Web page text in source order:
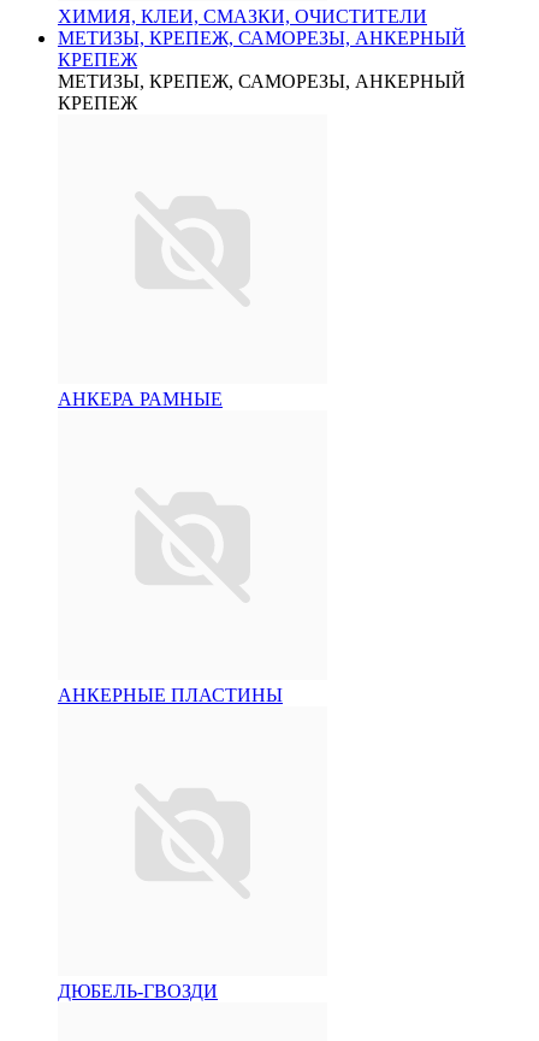
ХИМИЯ, КЛЕИ, СМАЗКИ, ОЧИСТИТЕЛИ
МЕТИЗЫ, КРЕПЕЖ, САМОРЕЗЫ, АНКЕРНЫЙ
КРЕПЕЖ
МЕТИЗЫ, КРЕПЕЖ, САМОРЕЗЫ, АНКЕРНЫЙ
КРЕПЕЖ
АНКЕРА РАМНЫЕ
АНКЕРНЫЕ ПЛАСТИНЫ
ДЮБЕЛЬ-ГВОЗДИ